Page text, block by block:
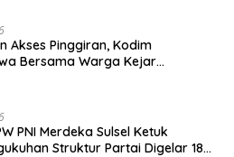
Akses Pinggiran, Kodim
Bersama Warga Kejar
PNI Merdeka Sulsel Ketuk
Struktur Partai Digelar 18